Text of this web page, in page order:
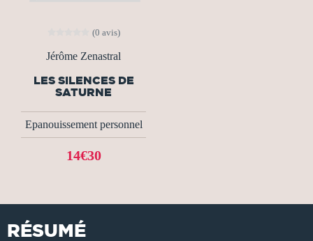
(0 avis)
Jérôme Zenastral
LES SILENCES DE
SATURNE
Epanouissement personnel
14€30
RÉSUMÉ